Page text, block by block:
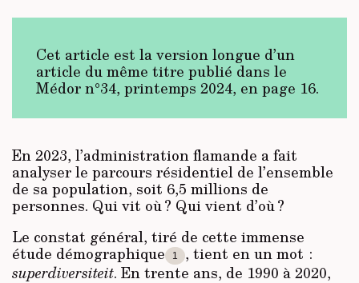
Cet article est la version longue d’un
article du même titre publié dans le
Médor n°34, printemps 2024, en page 16.
En 2023, l’administration flamande a fait
analyser le parcours résidentiel de l’ensemble
de sa population, soit 6,5 millions de
personnes. Qui vit où ? Qui vient d’où ?
Le constat général, tiré de cette immense
étude démographique
1
, tient en un mot :
superdiversiteit. En trente ans, de 1990 à 2020,